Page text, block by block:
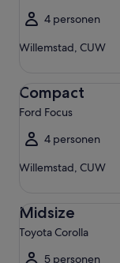
4 personen
Willemstad, CUW
Compact
Ford Focus
4 personen
Willemstad, CUW
Midsize
Toyota Corolla
5 personen